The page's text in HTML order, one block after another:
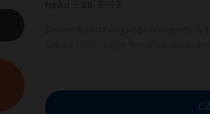
zmiana odbywa się gdzie indziej —
Mrówka” czy rozwój programu